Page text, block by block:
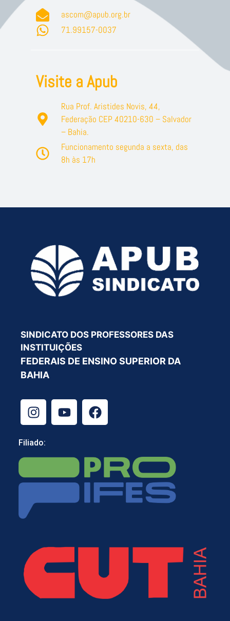
ascom@apub.org.br
71.99157-0037
Visite a Apub
Rua Prof. Aristides Novis, 44,
Federação CEP 40210-630 – Salvador
– Bahia.
Funcionamento segunda a sexta, das
8h às 17h
SINDICATO DOS PROFESSORES DAS
INSTITUIÇÕES
FEDERAIS DE ENSINO SUPERIOR DA
BAHIA
Filiado: